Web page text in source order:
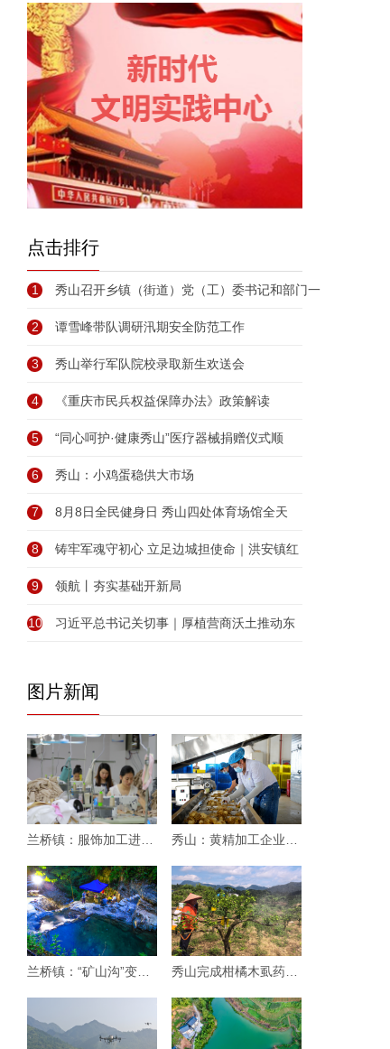
点击排行
1 秀山召开乡镇（街道）党（工）委书记和部门一
2 谭雪峰带队调研汛期安全防范工作
3 秀山举行军队院校录取新生欢送会
4 《重庆市民兵权益保障办法》政策解读
5 “同心呵护·健康秀山”医疗器械捐赠仪式顺
6 秀山：小鸡蛋稳供大市场
7 8月8日全民健身日 秀山四处体育场馆全天
8 铸牢军魂守初心 立足边城担使命｜洪安镇红
9 领航丨夯实基础开新局
10 习近平总书记关切事｜厚植营商沃土推动东
图片新闻